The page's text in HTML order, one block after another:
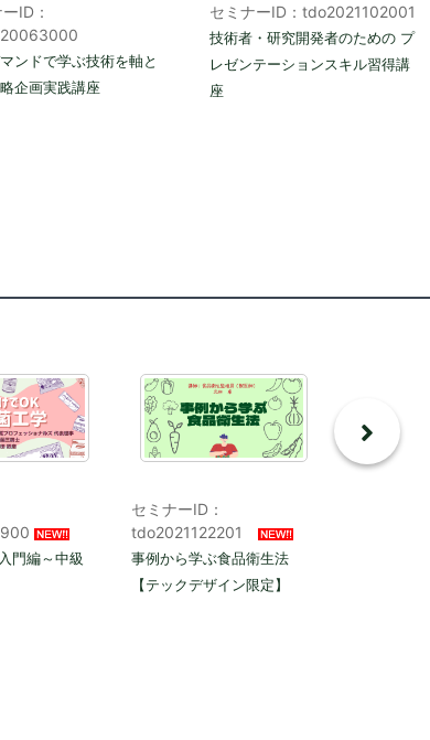
ID：
ンドで学ぶ技術を軸と
企画実践講座
セミナーID：tdo2021102001
技術者・研究開発者のための プ
レゼンテーションスキル習得講
座
門編～中級
セミナーID：
tdo2021122201
事例から学ぶ食品衛生法
【テックデザイン限定】